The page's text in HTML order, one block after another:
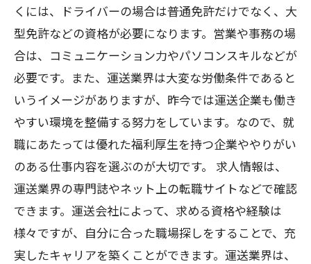
くには、ドライバーの場合は普通免許だけでなく、大
型免許などの資格が必要になります。営業や事務の場
合は、コミュニケーション力やパソコンスキルなどが
必要です。また、運送業界は大変な労働条件であると
いうイメージがありますが、昨今では運送企業も働き
やすい環境を整備する努力をしています。なので、就
職にあたっては優れた福利厚生を持つ企業ややりがい
のある仕事内容を選ぶのが大切です。 求人情報は、
運送業界の専門誌やネット上の転職サイトなどで確認
できます。運送会社によって、求める資格や経験は
様々ですが、自分に合った職場探しをすることで、充
実したキャリアを築くことができます。運送業界は、